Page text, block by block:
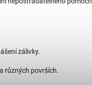
zálivky.
různých površích.